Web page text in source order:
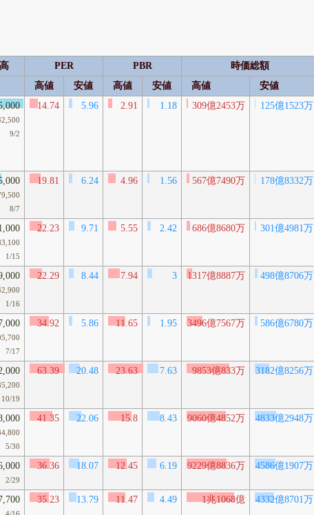
PER PBR
時価総額
高値 安値 高値 安値 高値
安値
9/2
14.74 5.96 2.91 1.18 309億2453万 125億1523万
8/7
19.81 6.24 4.96 1.56 567億7490万 178億8332万
1/15
22.23 9.71 5.55 2.42 686億8680万 301億4981万
1/16
22.29 8.44 7.94 3 1317億8887万 498億8706万
7/17
34.92 5.86 11.65 1.95 3496億7567万 586億6780万
10/19
63.39 20.48 23.63 7.63 9853億833万 3182億8256万
5/30
41.35 22.06 15.8 8.43 9060億4852万 4833億2948万
2/29
36.36 18.07 12.45 6.19 9229億8836万 4586億1907万
35.23 13.79 11.47 4.49 1兆1068億 4332億8701万